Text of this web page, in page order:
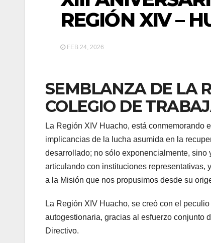
REGIÓN XIV –
FEB 24, 2026
SEMBLANZA DE LA
COLEGIO DE
La Región XIV Huacho, está conmemorando
implicancias de la lucha asumida en la
desarrollado; no sólo exponencialmente,
articulando con instituciones representativas,
a la Misión que nos propusimos desde su
La Región XIV Huacho, se creó con el
autogestionaria, gracias al esfuerzo conjunto
Directivo.